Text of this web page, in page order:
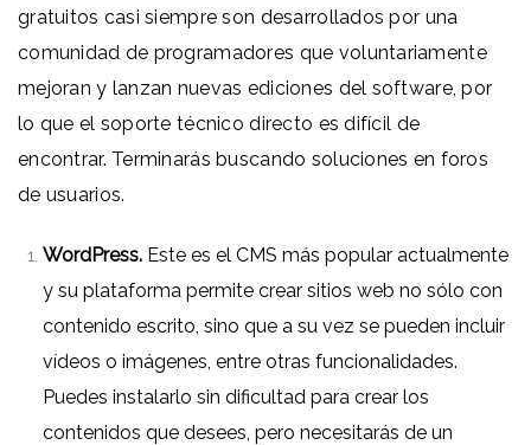
gratuitos casi siempre son desarrollados por una
comunidad de programadores que voluntariamente
mejoran y lanzan nuevas ediciones del software, por
lo que el soporte técnico directo es difícil de
encontrar. Terminarás buscando soluciones en foros
de usuarios.
WordPress. Este es el CMS más popular actualmente
y su plataforma permite crear sitios web no sólo con
contenido escrito, sino que a su vez se pueden incluir
vídeos o imágenes, entre otras funcionalidades.
Puedes instalarlo sin dificultad para crear los
contenidos que desees, pero necesitarás de un